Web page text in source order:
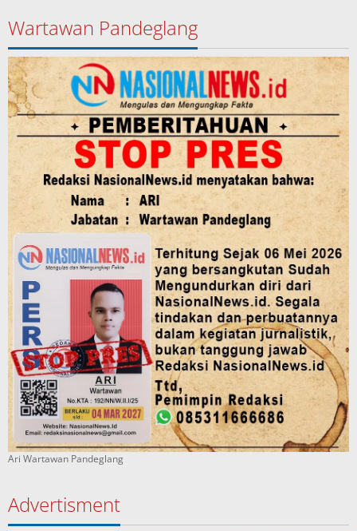
Wartawan Pandeglang
Ari Wartawan Pandeglang
Advertisment